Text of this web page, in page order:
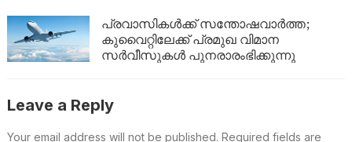
യാത്രാവിലക്ക്
പ്രവാസികൾക്ക് സന്തോഷവാർത്ത;
കുവൈറ്റിലേക്ക് പ്രമുഖ വിമാന
സർവീസുകൾ പുനരാരംഭിക്കുന്നു
Leave a Reply
Your email address will not be published. Required fields are